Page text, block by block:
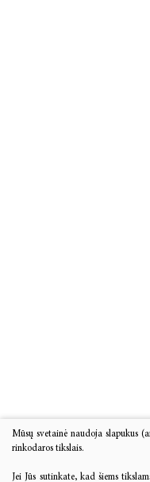
Mūsų svetainė naudoja slapukus
rinkodaros tikslais.
Jei Jūs sutinkate, kad šiems